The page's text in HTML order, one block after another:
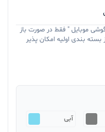
موبایل " فقط در صورت باز
بندی اولیه امکان پذیر
آبی